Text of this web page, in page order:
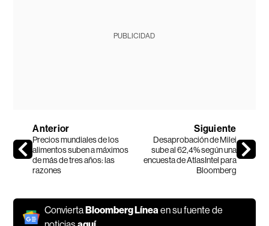
PUBLICIDAD
Anterior
Precios mundiales de los
alimentos suben a máximos
de más de tres años: las
razones
Siguiente
Desaprobación de Milei
sube al 62,4% según una
encuesta de AtlasIntel para
Bloomberg
ConviertaBloomberg Línea en su fuente de